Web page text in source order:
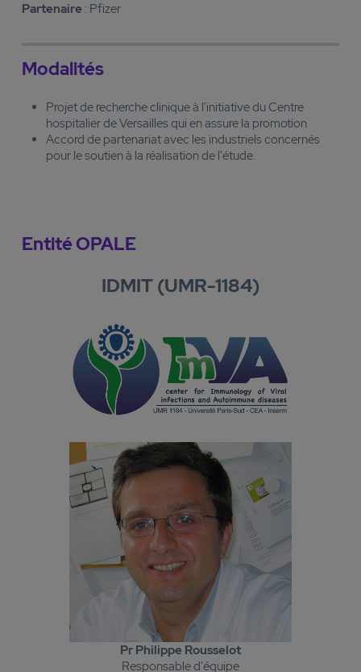
Partenaire : Pfizer
Modalités
Projet de recherche clinique à l'initiative du Centre
hospitalier de Versailles qui en assure la promotion
Accord de partenariat avec les industriels concernés
pour le soutien à la réalisation de l'étude.
Entité OPALE
IDMIT (UMR-1184)
Pr Philippe Rousselot
Responsable d'équipe